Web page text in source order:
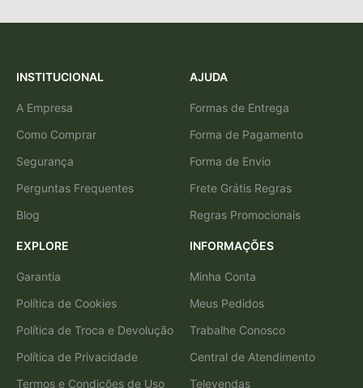
INSTITUCIONAL
A Empresa
Como Comprar
Segurança
Perguntas Frequentes
Blog
AJUDA
Formas de Entrega
Forma de Pagamento
Forma de Envio
Frete Grátis Regras
Regras Promocionais
EXPLORE
Garantia
Política de Cookies
Política de Troca e Devolução
Política de Privacidade
Termos e Condições de Uso
INFORMAÇÕES
Minha Conta
Meus Pedidos
Trabalhe Conosco
Central de Atendimento
Televendas